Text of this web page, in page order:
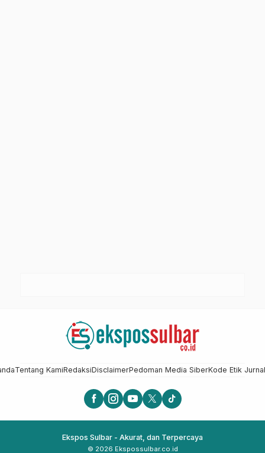
Tentang KamiRedaksiDisclaimerPedoman Media SiberKode Etik
Ekspos Sulbar - Akurat, dan Terpercaya
© 2026 Ekspossulbar.co.id